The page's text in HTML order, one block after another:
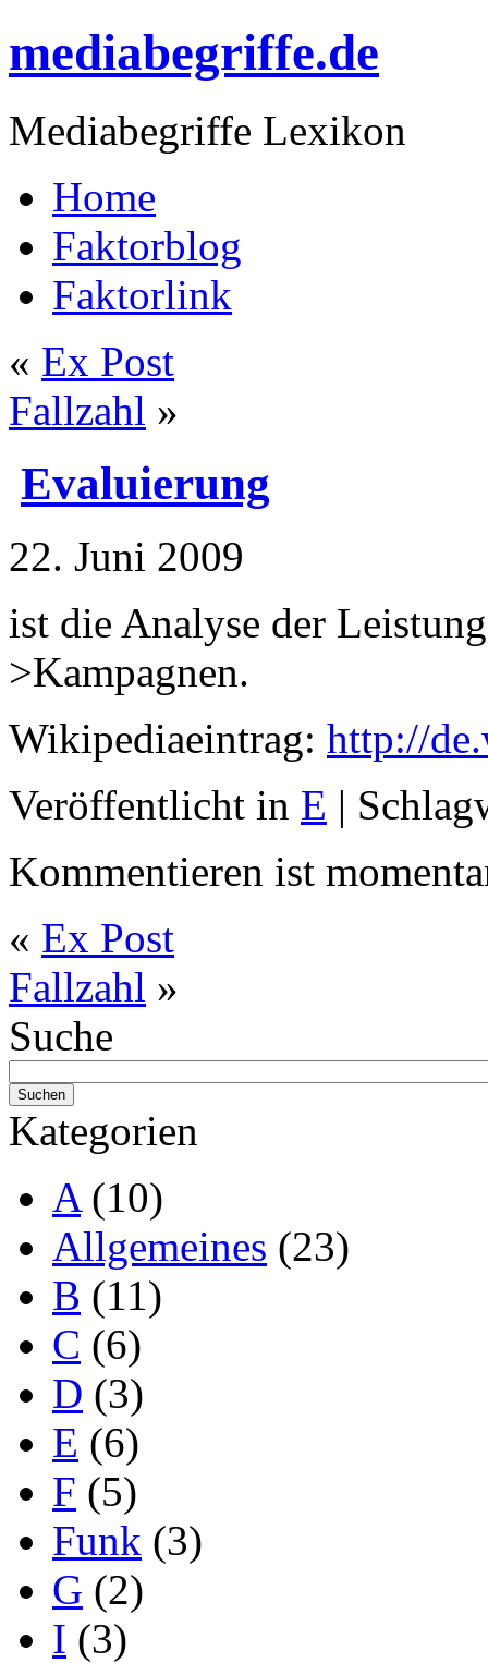
mediabegriffe.de
Mediabegriffe Lexikon
Home
Faktorblog
Faktorlink
« Ex Post
Fallzahl »
Evaluierung
22. Juni 2009
ist die Analyse der
>Kampagnen.
Wikipediaeintrag: http://
Veröffentlicht in E |
Kommentieren ist
« Ex Post
Fallzahl »
Suche
Kategorien
A(10)
Allgemeines (23)
B (11)
C (6)
D (3)
E (6)
F (5)
Funk (3)
G (2)
I (3)